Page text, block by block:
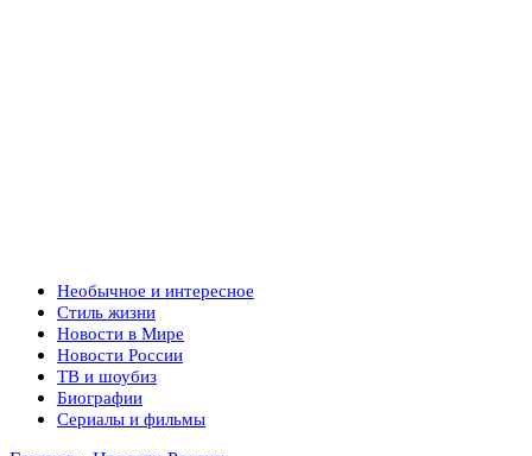
Необычное и интересное
Стиль жизни
Новости в Мире
Новости России
ТВ и шоубиз
Биографии
Сериалы и фильмы